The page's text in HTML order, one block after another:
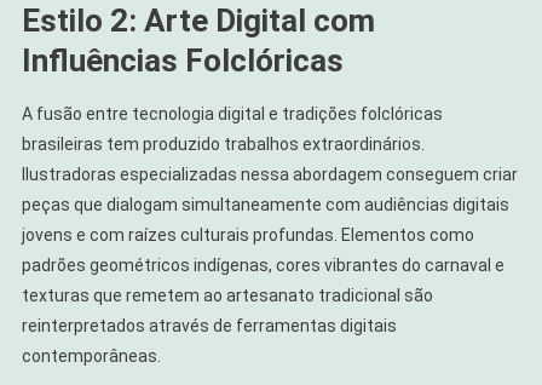
Estilo 2: Arte Digital com
Influências Folclóricas
A fusão entre tecnologia digital e tradições folclóricas
brasileiras tem produzido trabalhos extraordinários.
Ilustradoras especializadas nessa abordagem conseguem criar
peças que dialogam simultaneamente com audiências digitais
jovens e com raízes culturais profundas. Elementos como
padrões geométricos indígenas, cores vibrantes do carnaval e
texturas que remetem ao artesanato tradicional são
reinterpretados através de ferramentas digitais
contemporâneas.